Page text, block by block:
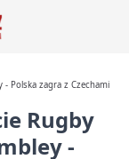
Polska zagra z Czechami
Rugby
-